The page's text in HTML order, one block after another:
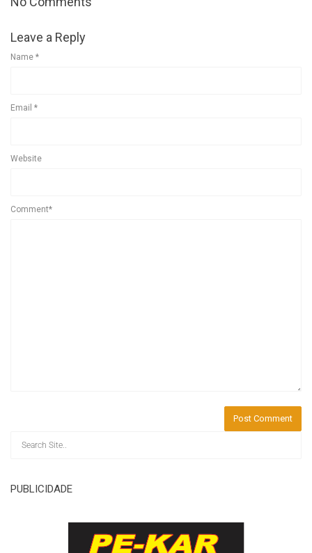
Leave a Reply
Name *
Email *
Website
Comment*
PUBLICIDADE